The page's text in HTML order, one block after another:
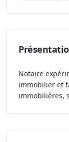
Notaire
immobilier et
immobilières,